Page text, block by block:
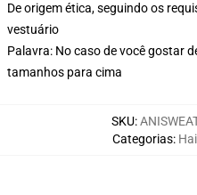
De origem ética, seguindo os
vestuário
Palavra: No caso de você gostar
tamanhos para cima
SKU:
Categorias: